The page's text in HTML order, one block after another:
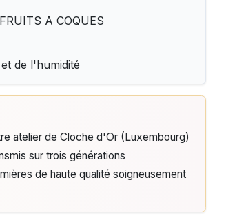
A COQUES
de l'humidité
atelier de Cloche d'Or (Luxembourg)
sur trois générations
de haute qualité soigneusement